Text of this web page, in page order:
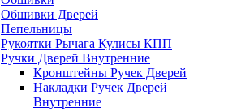
Обшивки Дверей
Пепельницы
Рукоятки Рычага Кулисы КПП
Ручки Дверей Внутренние
Кронштейны Ручек Дверей
Накладки Ручек Дверей
Внутренние